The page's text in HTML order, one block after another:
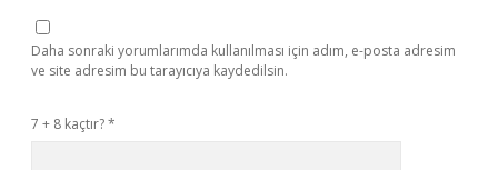
Daha sonraki yorumlarımda kullanılması için adım, e-posta adresim
ve site adresim bu tarayıcıya kaydedilsin.
7 + 8 kaçtır?*